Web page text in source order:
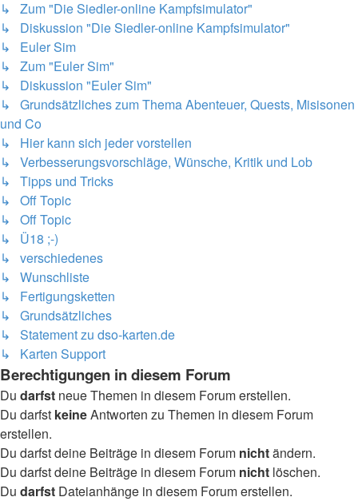
↳ Zum "Die Siedler-online Kampfsimulator"
↳ Diskussion "Die Siedler-online Kampfsimulator"
↳ Euler Sim
↳ Zum "Euler Sim"
↳ Diskussion "Euler Sim"
↳ Grundsätzliches zum Thema Abenteuer, Quests, Misisonen
und Co
↳ Hier kann sich jeder vorstellen
↳ Verbesserungsvorschläge, Wünsche, Kritik und Lob
↳ Tipps und Tricks
↳ Off Topic
↳ Off Topic
↳ Ü18 ;-)
↳ verschiedenes
↳ Wunschliste
↳ Fertigungsketten
↳ Grundsätzliches
↳ Statement zu dso-karten.de
↳ Karten Support
Berechtigungen in diesem Forum
Du darfst neue Themen in diesem Forum erstellen.
Du darfst keineAntworten zu Themen in diesem Forum
erstellen.
Du darfst deine Beiträge in diesem Forum nichtändern.
Du darfst deine Beiträge in diesem Forum nicht löschen.
Du darfst Dateianhänge in diesem Forum erstellen.